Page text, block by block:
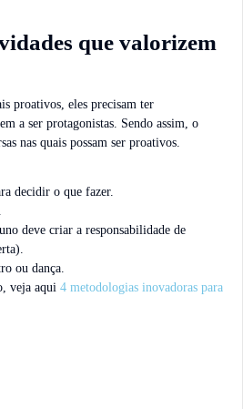
que valorizem
proativos, eles precisam ter
a ser protagonistas. Sendo assim, o
nas quais possam ser proativos.
decidir o que fazer.
deve criar a responsabilidade de
ou dança.
veja aqui 4 metodologias inovadoras para